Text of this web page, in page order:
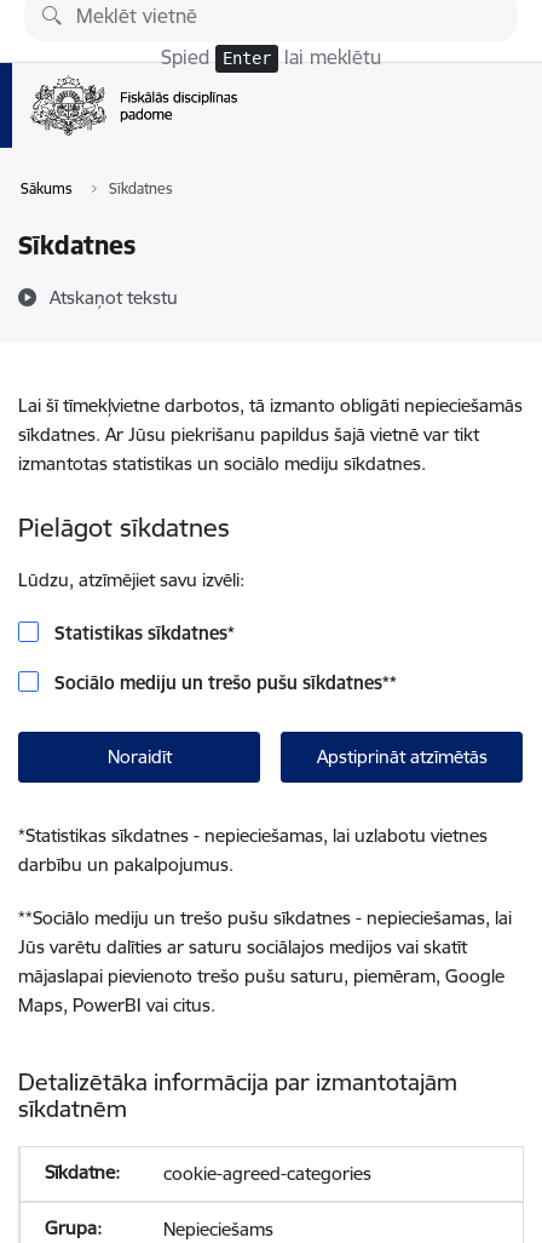
Pāriet uz lapas saturu
Spied Enter lai meklētu
Sākums Sīkdatnes
Sīkdatnes
Atskaņot tekstu
Lai šī tīmekļvietne darbotos, tā izmanto obligāti nepieciešamās
sīkdatnes. Ar Jūsu piekrišanu papildus šajā vietnē var tikt
izmantotas statistikas un sociālo mediju sīkdatnes.
Pielāgot sīkdatnes
Lūdzu, atzīmējiet savu izvēli:
Statistikas sīkdatnes*
Sociālo mediju un trešo pušu sīkdatnes**
Noraidīt Apstiprināt atzīmētās
*Statistikas sīkdatnes - nepieciešamas, lai uzlabotu vietnes
darbību un pakalpojumus.
**Sociālo mediju un trešo pušu sīkdatnes - nepieciešamas, lai
Jūs varētu dalīties ar saturu sociālajos medijos vai skatīt
mājaslapai pievienoto trešo pušu saturu, piemēram, Google
Maps, PowerBI vai citus.
Detalizētāka informācija par izmantotajām
sīkdatnēm
cookie-agreed-categories
Nepieciešams